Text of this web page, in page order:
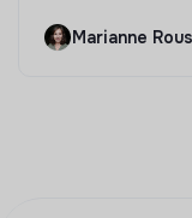
Marianne